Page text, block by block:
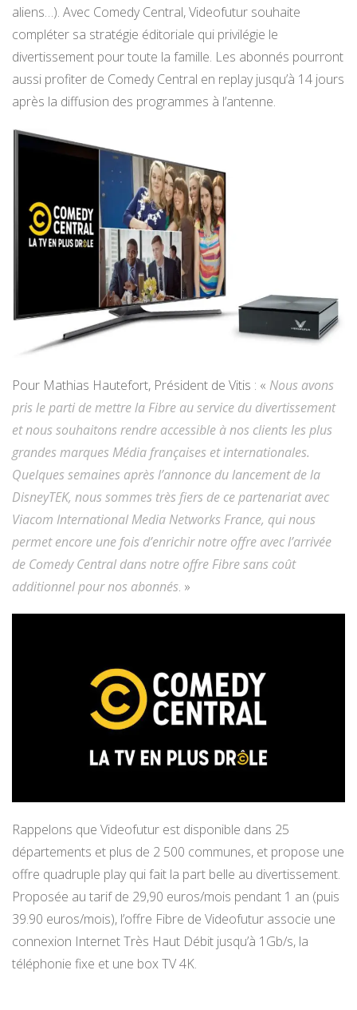
aliens…). Avec Comedy Central, Videofutur souhaite
compléter sa stratégie éditoriale qui privilégie le
divertissement pour toute la famille. Les abonnés pourront
aussi profiter de Comedy Central en replay jusqu’à 14 jours
après la diffusion des programmes à l’antenne.
Pour Mathias Hautefort, Président de Vitis : « Nous avons
pris le parti de mettre la Fibre au service du divertissement
et nous souhaitons rendre accessible à nos clients les plus
grandes marques Média françaises et internationales.
Quelques semaines après l’annonce du lancement de la
DisneyTEK, nous sommes très fiers de ce partenariat avec
Viacom International Media Networks France, qui nous
permet encore une fois d’enrichir notre offre avec l’arrivée
de Comedy Central dans notre offre Fibre sans coût
additionnel pour nos abonnés. »
Rappelons que Videofutur est disponible dans 25
départements et plus de 2 500 communes, et propose une
offre quadruple play qui fait la part belle au divertissement.
Proposée au tarif de 29,90 euros/mois pendant 1 an (puis
39.90 euros/mois), l’offre Fibre de Videofutur associe une
connexion Internet Très Haut Débit jusqu’à 1Gb/s, la
téléphonie fixe et une box TV 4K.